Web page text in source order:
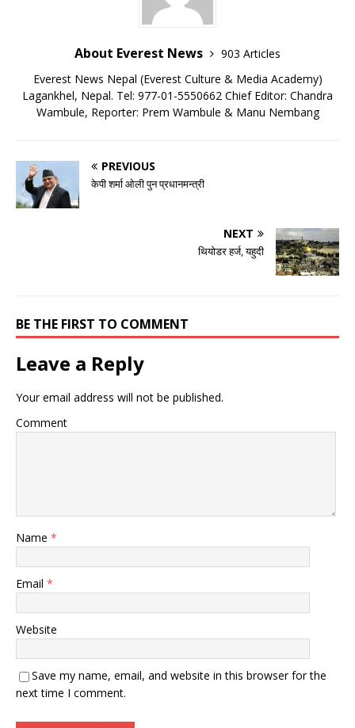
About Everest News
903 Articles
Everest News Nepal (Everest Culture & Media Academy)
Lagankhel, Nepal. Tel: 977-01-5550662 Chief Editor: Chandra
Wambule, Reporter: Prem Wambule & Manu Nembang
PREVIOUS
केपी शर्मा ओली पुन प्रधानमन्त्री
NEXT
थियाेडर हर्ज, यहुदी
BE THE FIRST TO COMMENT
Leave a Reply
Your email address will not be published.
Comment
Name *
Email *
Website
Save my name, email, and website in this browser for the
next time I comment.